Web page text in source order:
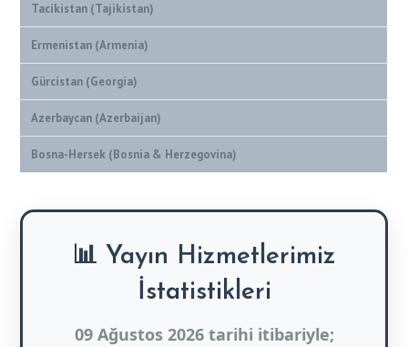
Tacikistan (Tajikistan)
Ermenistan (Armenia)
Gürcistan (Georgia)
Azerbaycan (Azerbaijan)
Bosna-Hersek (Bosnia & Herzegovina)
📊 Yayın Hizmetlerimiz
İstatistikleri
09 Ağustos 2026 tarihi itibariyle;